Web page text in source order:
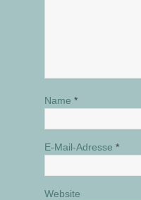
Name *
E-Mail-Adresse *
Website